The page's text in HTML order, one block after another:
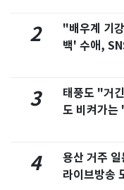
2
"배우계 기
백' 수애,
3
태풍도 "거
도 비켜가
4
용산 거주
라이브방송